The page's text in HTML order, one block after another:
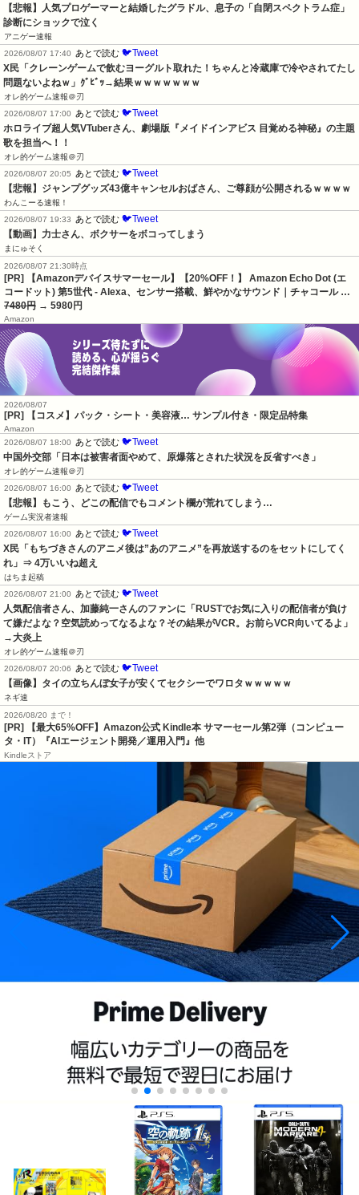
【悲報】人気プロゲーマーと結婚したグラドル、息子の「自閉スペクトラム症」
診断にショックで泣く
アニゲー速報
2026/08/07 17:40
あとで読む 🐦Tweet
X民「クレーンゲームで飲むヨーグルト取れた！ちゃんと冷蔵庫で冷やされてたし
問題ないよねｗ」ｸﾞﾋﾞｯ→結果ｗｗｗｗｗｗｗ
オレ的ゲーム速報＠刃
2026/08/07 17:00
あとで読む 🐦Tweet
ホロライブ超人気VTuberさん、劇場版『メイドインアビス 目覚める神秘』の主題
歌を担当へ！！
オレ的ゲーム速報＠刃
2026/08/07 20:05
あとで読む 🐦Tweet
【悲報】ジャンプグッズ43億キャンセルおばさん、ご尊顔が公開されるｗｗｗｗ
わんこーる速報！
2026/08/07 19:33
あとで読む 🐦Tweet
【動画】力士さん、ボクサーをボコってしまう
まにゅそく
2026/08/07 21:30時点
[PR] 【Amazonデバイスサマーセール】【20%OFF！】 Amazon Echo Dot (エ
コードット) 第5世代 - Alexa、センサー搭載、鮮やかなサウンド｜チャコール …
7480円 → 5980円
Amazon
2026/08/07
[PR] 【コスメ】パック・シート・美容液… サンプル付き・限定品特集
Amazon
2026/08/07 18:00
あとで読む 🐦Tweet
中国外交部「日本は被害者面やめて、原爆落とされた状況を反省すべき」
オレ的ゲーム速報＠刃
2026/08/07 16:00
あとで読む 🐦Tweet
【悲報】もこう、どこの配信でもコメント欄が荒れてしまう…
ゲーム実況者速報
2026/08/07 16:00
あとで読む 🐦Tweet
X民「もちづきさんのアニメ後は”あのアニメ”を再放送するのをセットにしてく
れ」⇒ 4万いいね超え
はちま起稿
2026/08/07 21:00
あとで読む 🐦Tweet
人気配信者さん、加藤純一さんのファンに「RUSTでお気に入りの配信者が負け
て嫌だよな？空気読めってなるよな？その結果がVCR。お前らVCR向いてるよ」
→大炎上
オレ的ゲーム速報＠刃
2026/08/07 20:06
あとで読む 🐦Tweet
【画像】タイの立ちんぼ女子が安くてセクシーでワロタｗｗｗｗｗ
ネギ速
2026/08/20 まで！
[PR]
【最大65%OFF】Amazon公式 Kindle本 サマーセール第2弾（コンピュー
タ・IT）『AIエージェント開発／運用入門』他
Kindleストア